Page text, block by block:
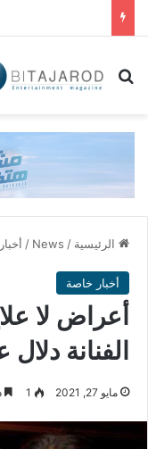
بحث عن
الرئيسية /
News
/
أخبار خاصة
أعراض لا
الفنانة دلال
مايو 27, 2021 1